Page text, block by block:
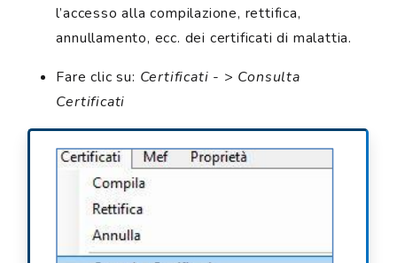
l’accesso alla compilazione, rettifica,
annullamento, ecc. dei certificati di malattia.
Fare clic su: Certificati - > Consulta
Certificati